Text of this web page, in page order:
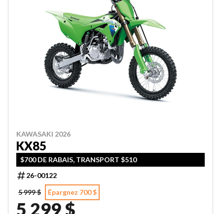
KAWASAKI 2026
KX85
$700 DE RABAIS, TRANSPORT $510
26-00122
5 999 $
Épargnez 700 $
5 299 $